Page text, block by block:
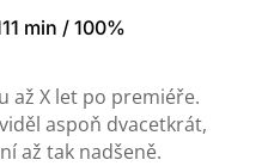
min / 100%
až X let po premiéře.
aspoň dvacetkrát,
až tak nadšeně.